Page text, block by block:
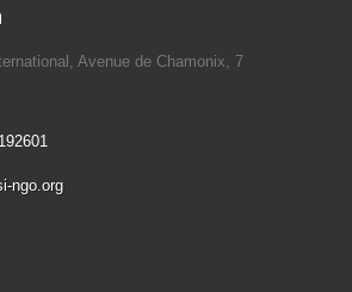
Avenue de Chamonix, 7
ngo.org